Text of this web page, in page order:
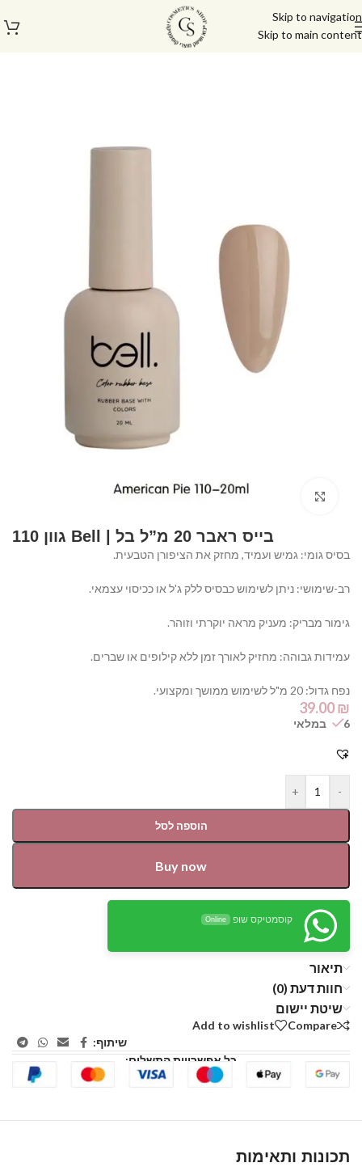
Skip to navigation
Skip to main content
עמוד הבית
Click to enlarge
בייס ראבר 20 מ”ל בל | Bell גוון 110
בסיס גומי: גמיש ועמיד, מחזק את הציפורן הטבעית.
רב-שימושי: ניתן לשימוש כבסיס ללק ג'ל או ככיסוי עצמאי.
גימור מבריק: מעניק מראה יוקרתי וזוהר.
עמידות גבוהה: מחזיק לאורך זמן ללא קילופים או שברים.
נפח גדול: 20 מ"ל לשימוש ממושך ומקצועי.
39.00₪
6 במלאי
-
+
הוספה לסל
Buy now
קוסמטיקס שופ Online
תיאור
חוות דעת (0)
שיטת יישום
Compare
Add to wishlist
שיתוף:
כל אפשרויות התשלום:
תכונות ותאימות